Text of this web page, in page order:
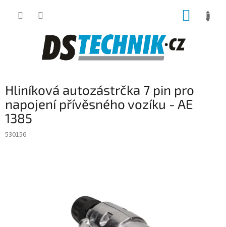
Hliníková autozástrčka 7 pin pro
napojení přívěsného vozíku - AE
1385
530156